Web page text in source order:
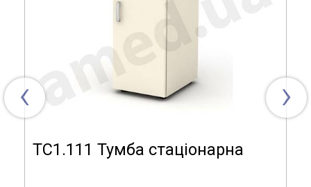
Модель ТМ5.200
Матеріал
виготовлення:
ламінат, алюмінієвий профіль,
ламінована ДСП
‹
ТС1.111 Тумба стаціонарна
›